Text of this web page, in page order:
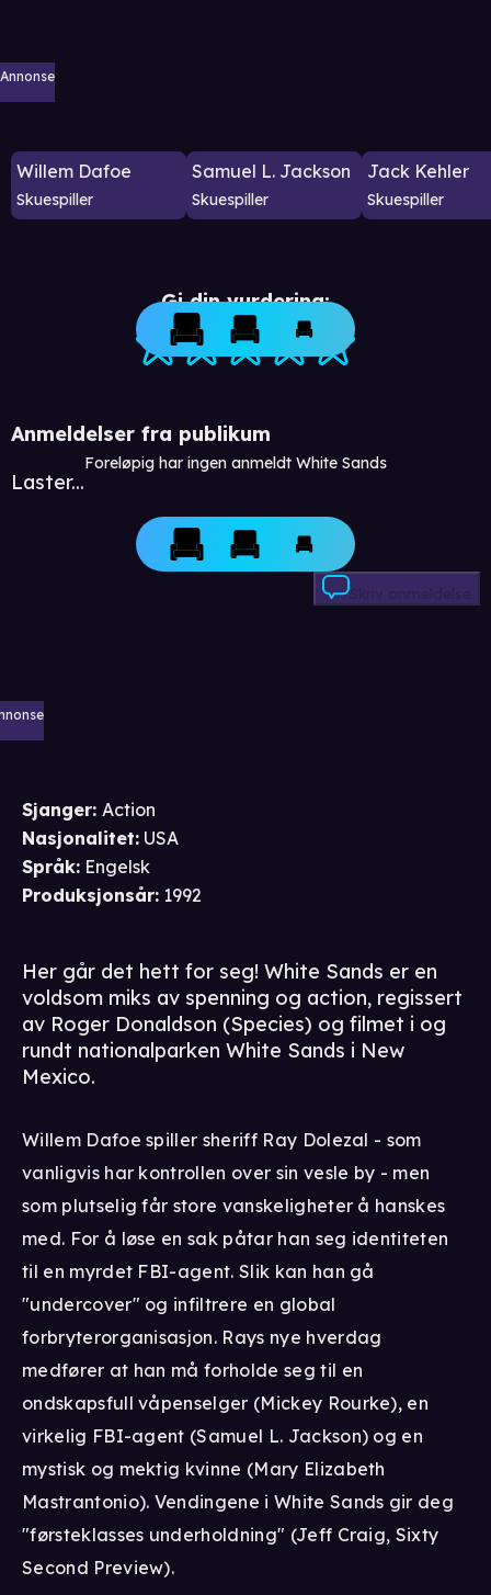
Annonse
Willem Dafoe
Skuespiller
Samuel L. Jackson
Skuespiller
Jack Kehler
Skuespiller
Gi din vurdering:
Anmeldelser fra publikum
Laster...
Foreløpig har ingen anmeldt White Sands
Skriv anmeldelse
Sjanger: Action
Nasjonalitet: USA
Språk: Engelsk
Produksjonsår: 1992
Her går det hett for seg! White Sands er en
voldsom miks av spenning og action, regissert
av Roger Donaldson (Species) og filmet i og
rundt nationalparken White Sands i New
Mexico.
Willem Dafoe spiller sheriff Ray Dolezal - som
vanligvis har kontrollen over sin vesle by - men
som plutselig får store vanskeligheter å hanskes
med. For å løse en sak påtar han seg identiteten
til en myrdet FBI-agent. Slik kan han gå
"undercover" og infiltrere en global
forbryterorganisasjon. Rays nye hverdag
medfører at han må forholde seg til en
ondskapsfull våpenselger (Mickey Rourke), en
virkelig FBI-agent (Samuel L. Jackson) og en
mystisk og mektig kvinne (Mary Elizabeth
Mastrantonio). Vendingene i White Sands gir deg
"førsteklasses underholdning" (Jeff Craig, Sixty
Second Preview).